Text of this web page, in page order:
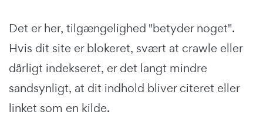
Det er her, tilgængelighed "betyder noget".
Hvis dit site er blokeret, svært at crawle eller
dårligt indekseret, er det langt mindre
sandsynligt, at dit indhold bliver citeret eller
linket som en kilde.